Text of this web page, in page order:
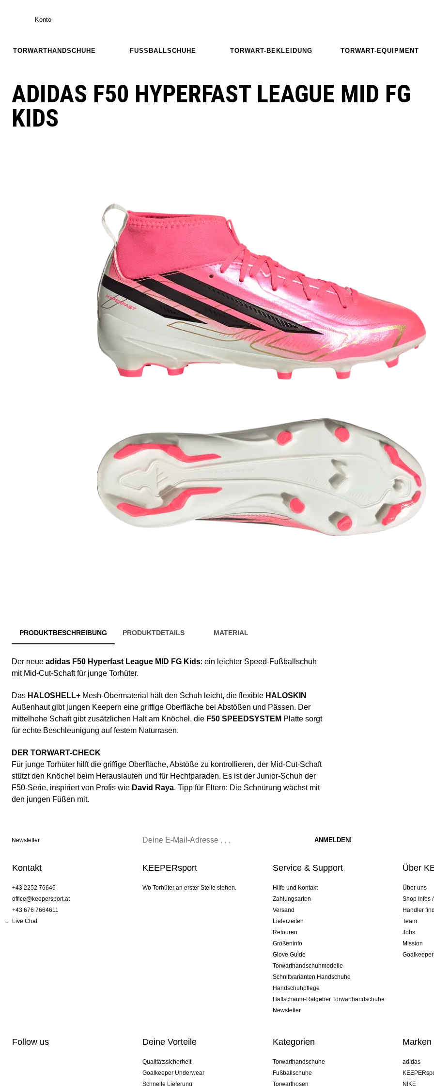
Konto
TORWARTHANDSCHUHE FUSSBALLSCHUHE TORWART-BEKLEIDUNG TORWART-EQUIPMENT
ADIDAS F50 HYPERFAST LEAGUE MID FG
KIDS
PRODUKTBESCHREIBUNG PRODUKTDETAILS MATERIAL
Der neue adidas F50 Hyperfast League MID FG Kids: ein leichter Speed-Fußballschuh
mit Mid-Cut-Schaft für junge Torhüter.
Das HALOSHELL+ Mesh-Obermaterial hält den Schuh leicht, die flexible HALOSKIN
Außenhaut gibt jungen Keepern eine griffige Oberfläche bei Abstößen und Pässen. Der
mittelhohe Schaft gibt zusätzlichen Halt am Knöchel, die F50 SPEEDSYSTEM Platte sorgt
für echte Beschleunigung auf festem Naturrasen.
DER TORWART-CHECK
Für junge Torhüter hilft die griffige Oberfläche, Abstöße zu kontrollieren, der Mid-Cut-Schaft
stützt den Knöchel beim Herauslaufen und für Hechtparaden. Es ist der Junior-Schuh der
F50-Serie, inspiriert von Profis wie David Raya. Tipp für Eltern: Die Schnürung wächst mit
den jungen Füßen mit.
Newsletter
Kontakt
+43 2252 76646
office@keepersport.at
+43 676 7664611
Live Chat
KEEPERsport
Wo Torhüter an erster Stelle stehen.
Service & Support
Hilfe und Kontakt
Zahlungsarten
Versand
Lieferzeiten
Retouren
Größeninfo
Glove Guide
Torwarthandschuhmodelle
Schnittvarianten Handschuhe
Handschuhpflege
Haftschaum-Ratgeber Torwarthandschuhe
Newsletter
Über
Über uns
Shop Infos
Händler
Team
Jobs
Mission
Follow us Deine Vorteile
Qualitätssicherheit
Goalkeeper Underwear
Schnelle Lieferung
Kategorien
Torwarthandschuhe
Fußballschuhe
Torwarthosen
Marken
adidas
NIKE